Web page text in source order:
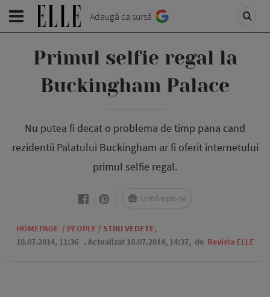
Adaugă ca sursă
Primul selfie regal la
Buckingham Palace
Nu putea fi decat o problema de timp pana cand
rezidentii Palatului Buckingham ar fi oferit internetului
primul selfie regal.
HOMEPAGE / PEOPLE / STIRI VEDETE,
10.07.2014, 11:36 . Actualizat 10.07.2014, 14:37, de Revista ELLE
Urmărește-ne